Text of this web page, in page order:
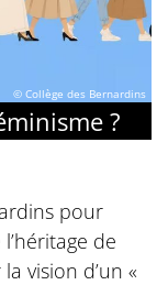
© Collège des Bernardins
?
pour
de
vision d’un «